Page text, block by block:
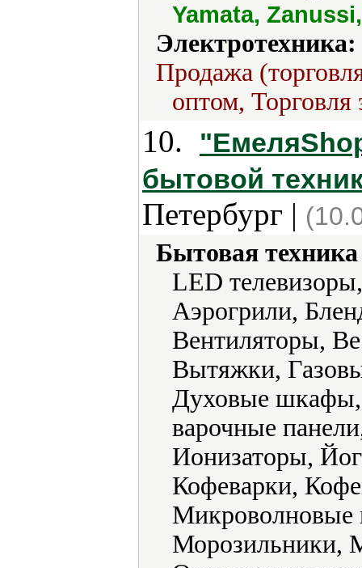
Yamata,
Электротехника:
Продажа
оптом, Торговля
10.
бытовой
Петербург |
Бытовая
LED
Аэрогрили,
Вентиляторы,
Вытяжки,
Духовые шкафы,
варочные
Ионизаторы,
Кофеварки,
Морозильники,